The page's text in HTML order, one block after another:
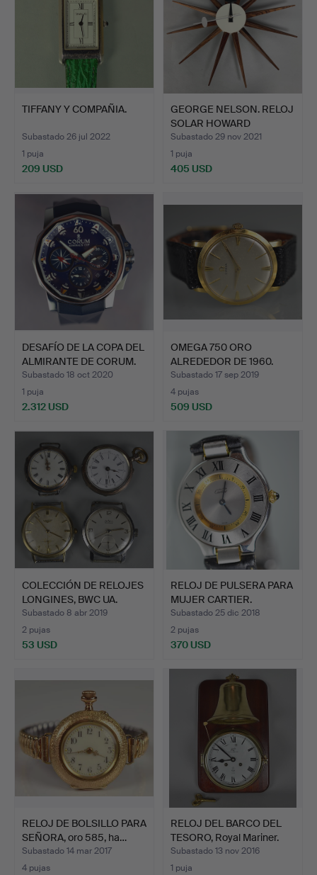
TIFFANY Y COMPAÑIA.
Subastado 26 jul 2022
1 puja
209 USD
GEORGE NELSON. RELOJ
SOLAR HOWARD
MILLER/F…
Subastado 29 nov 2021
1 puja
405 USD
DESAFÍO DE LA COPA DEL
ALMIRANTE DE CORUM.
Subastado 18 oct 2020
1 puja
2.312 USD
OMEGA 750 ORO
ALREDEDOR DE 1960.
Subastado 17 sep 2019
4 pujas
509 USD
COLECCIÓN DE RELOJES
LONGINES, BWC UA.
Subastado 8 abr 2019
2 pujas
53 USD
RELOJ DE PULSERA PARA
MUJER CARTIER.
Subastado 25 dic 2018
2 pujas
370 USD
RELOJ DE BOLSILLO PARA
SEÑORA, oro 585, ha…
Subastado 14 mar 2017
4 pujas
RELOJ DEL BARCO DEL
TESORO, Royal Mariner.
Subastado 13 nov 2016
1 puja